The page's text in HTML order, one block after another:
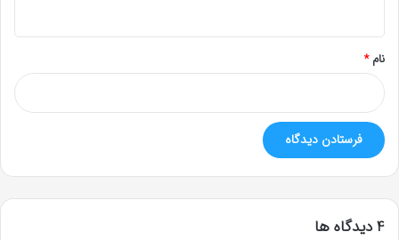
نام*
‫4 دیدگاه ها